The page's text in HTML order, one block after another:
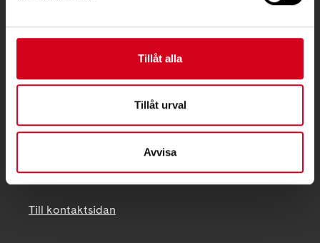
Tillåt alla
Tillåt urval
Avvisa
Telefon:08-677 70 10
Box 4086
PG 90 10 07-5 | BG 901-0075 | Swishgåva 90 100
75 | Organisationsnummer 802002-3605
Till kontaktsidan